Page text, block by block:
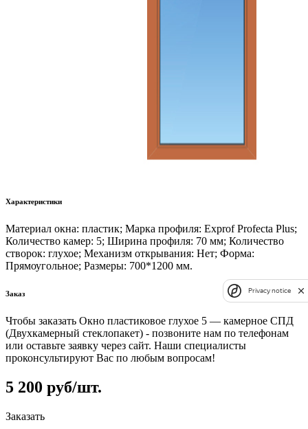
Характеристики
Материал окна: пластик; Марка профиля: Exprof Profecta Plus;
Количество камер: 5; Ширина профиля: 70 мм; Количество
створок: глухое; Механизм открывания: Нет; Форма:
Прямоугольное; Размеры: 700*1200 мм.
Заказ
Чтобы заказать Окно пластиковое глухое 5 — камерное СПД
(Двухкамерный стеклопакет) - позвоните нам по телефонам
или оставьте заявку через сайт. Наши специалисты
проконсультируют Вас по любым вопросам!
5 200 руб/шт.
Заказать
Privacy notice